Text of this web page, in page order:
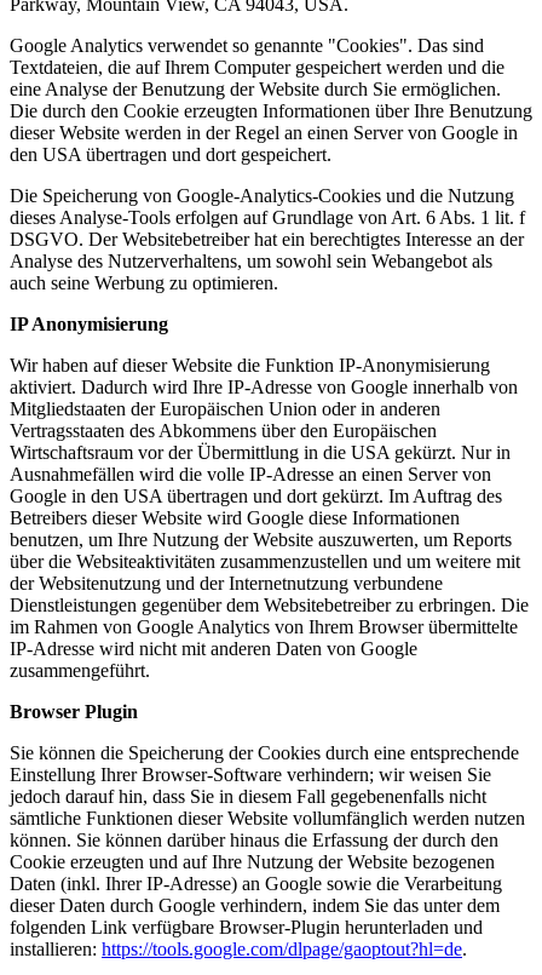
Google Analytics verwendet so genannte "Cookies". Das sind
Textdateien, die auf Ihrem Computer gespeichert werden und die
eine Analyse der Benutzung der Website durch Sie ermöglichen.
Die durch den Cookie erzeugten Informationen über Ihre Benutzung
dieser Website werden in der Regel an einen Server von Google in
den USA übertragen und dort gespeichert.
Die Speicherung von Google-Analytics-Cookies und die Nutzung
dieses Analyse-Tools erfolgen auf Grundlage von Art. 6 Abs. 1 lit. f
DSGVO. Der Websitebetreiber hat ein berechtigtes Interesse an der
Analyse des Nutzerverhaltens, um sowohl sein Webangebot als
auch seine Werbung zu optimieren.
IP Anonymisierung
Wir haben auf dieser Website die Funktion IP-Anonymisierung
aktiviert. Dadurch wird Ihre IP-Adresse von Google innerhalb von
Mitgliedstaaten der Europäischen Union oder in anderen
Vertragsstaaten des Abkommens über den Europäischen
Wirtschaftsraum vor der Übermittlung in die USA gekürzt. Nur in
Ausnahmefällen wird die volle IP-Adresse an einen Server von
Google in den USA übertragen und dort gekürzt. Im Auftrag des
Betreibers dieser Website wird Google diese Informationen
benutzen, um Ihre Nutzung der Website auszuwerten, um Reports
über die Websiteaktivitäten zusammenzustellen und um weitere mit
der Websitenutzung und der Internetnutzung verbundene
Dienstleistungen gegenüber dem Websitebetreiber zu erbringen. Die
im Rahmen von Google Analytics von Ihrem Browser übermittelte
IP-Adresse wird nicht mit anderen Daten von Google
zusammengeführt.
Browser Plugin
Sie können die Speicherung der Cookies durch eine entsprechende
Einstellung Ihrer Browser-Software verhindern; wir weisen Sie
jedoch darauf hin, dass Sie in diesem Fall gegebenenfalls nicht
sämtliche Funktionen dieser Website vollumfänglich werden nutzen
können. Sie können darüber hinaus die Erfassung der durch den
Cookie erzeugten und auf Ihre Nutzung der Website bezogenen
Daten (inkl. Ihrer IP-Adresse) an Google sowie die Verarbeitung
dieser Daten durch Google verhindern, indem Sie das unter dem
folgenden Link verfügbare Browser-Plugin herunterladen und
installieren: https://tools.google.com/dlpage/gaoptout?hl=de.